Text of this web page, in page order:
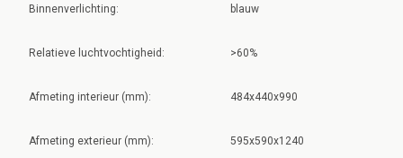
Binnenverlichting: blauw
Relatieve luchtvochtigheid: >60%
Afmeting interieur (mm): 484x440x990
Afmeting exterieur (mm): 595x590x1240